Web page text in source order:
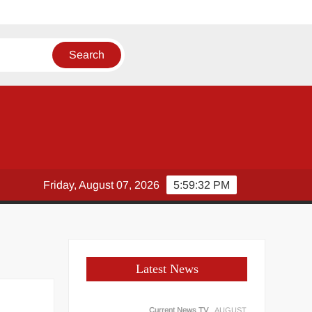
5:59:32 PM
Friday, August 07, 2026
Latest News
Current News TV
AUGUST